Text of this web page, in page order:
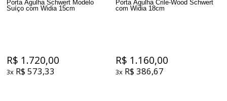
Porta Agulha Schwert Modelo
Suíço com Widia 15cm
R$ 1.720,00
3x R$ 573,33
Porta Agulha Crile-Wood Schwert
com Widia 18cm
R$ 1.160,00
3x R$ 386,67